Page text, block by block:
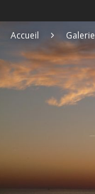
Accueil Galerie